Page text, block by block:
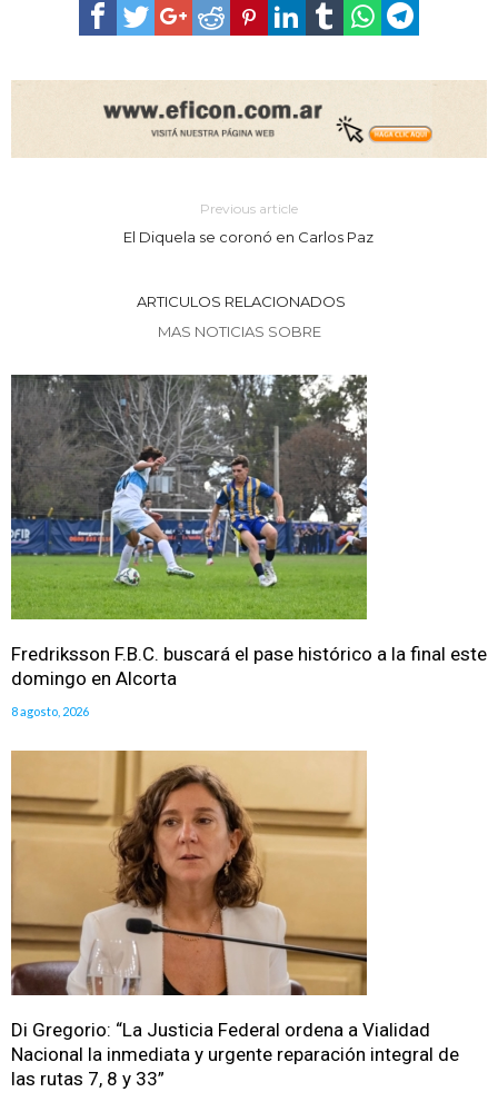
Previous article
El Diquela se coronó en Carlos Paz
ARTICULOS RELACIONADOS
MAS NOTICIAS SOBRE
Fredriksson F.B.C. buscará el pase histórico a la final este
domingo en Alcorta
8 agosto, 2026
Di Gregorio: “La Justicia Federal ordena a Vialidad
Nacional la inmediata y urgente reparación integral de
las rutas 7, 8 y 33”